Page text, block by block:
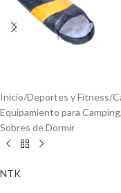
Inicio/Deportes y Fitness/
Equipamiento para Camping
Sobres de Dormir
NTK